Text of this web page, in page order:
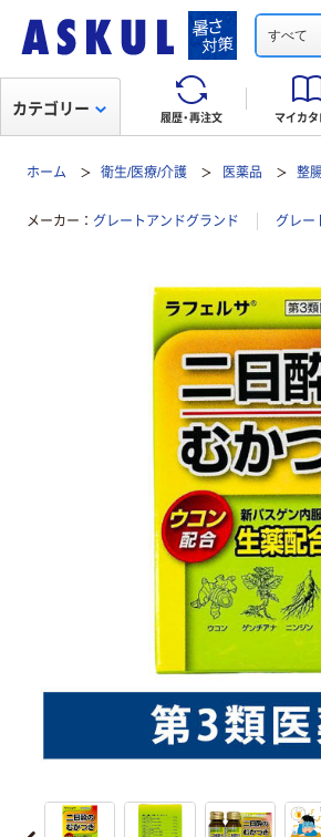
すべて
履歴・再注文 マイカ
カテゴリー
ホーム 衛生/医療/介護 医薬品 整
メーカー グレートアンドグランド グレー